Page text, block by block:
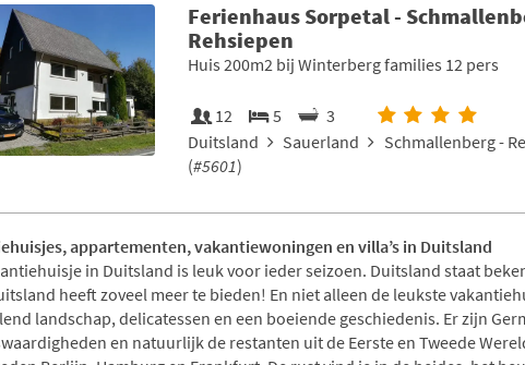
Ferienhaus Sorpetal -
Rehsiepen
Huis 200m2 bij Winterberg families 12 pers
12 5
3
Duitsland
Sauerland
Schmallenberg -
(#5601)
appartementen, vakantiewoningen en villa’s in Duitsland
in Duitsland is leuk voor ieder seizoen. Duitsland staat
heeft zoveel meer te bieden! En niet alleen de leukste
landschap, delicatessen en een boeiende geschiedenis. Er zijn
en natuurlijk de restanten uit de Eerste en Tweede